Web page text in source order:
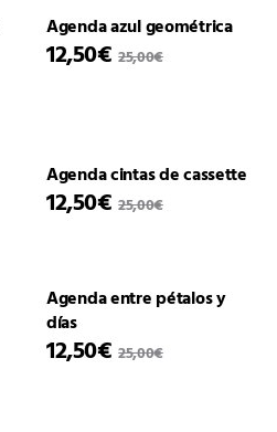
Agenda azul geométrica
12,50€ 25,00€
Agenda cintas de cassette
12,50€ 25,00€
Agenda entre pétalos y
días
12,50€ 25,00€